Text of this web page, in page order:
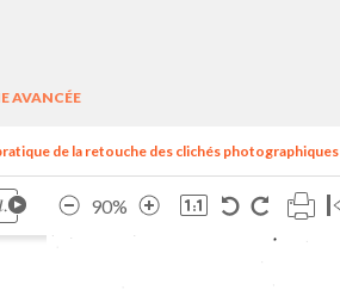
AVANCÉE
de la retouche des clichés photographiques
90%